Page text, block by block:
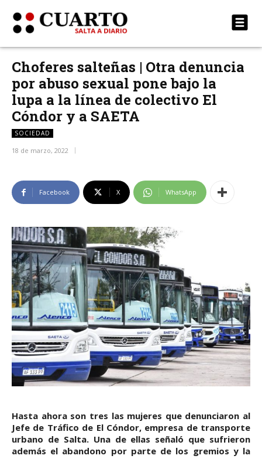
Choferes salteñas | Otra denuncia
por abuso sexual pone bajo la
lupa a la línea de colectivo El
Cóndor y a SAETA
SOCIEDAD
18 de marzo, 2022
Facebook X WhatsApp
Hasta ahora son tres las mujeres que denunciaron al
Jefe de Tráfico de El Cóndor, empresa de transporte
urbano de Salta. Una de ellas señaló que sufrieron
además el abandono por parte de los gremios y la